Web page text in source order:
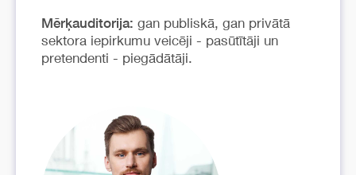
Mērķauditorija: gan publiskā, gan privātā
sektora iepirkumu veicēji - pasūtītāji un
pretendenti - piegādātāji.